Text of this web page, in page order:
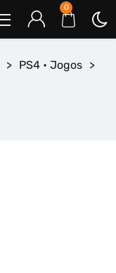
0
> PS4 • Jogos >